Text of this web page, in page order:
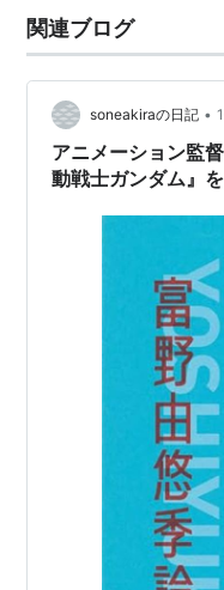
著書
「アニメ「評論家
「チャンネルはい
評」
「Z BIBLE 機動戦
「ガンダムの現場
「ブレンパワード
「三鷹の森ジブリ
「千尋と不思議の
関連ブログ
soneakiraの日記 •
アニメーション監
動戦士ガンダム』